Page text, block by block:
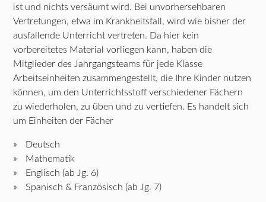
ist und nichts versäumt wird. Bei unvorhersehbaren
Vertretungen, etwa im Krankheitsfall, wird wie bisher der
ausfallende Unterricht vertreten. Da hier kein
vorbereitetes Material vorliegen kann, haben die
Mitglieder des Jahrgangsteams für jede Klasse
Arbeitseinheiten zusammengestellt, die Ihre Kinder nutzen
können, um den Unterrichtsstoff verschiedener Fächern
zu wiederholen, zu üben und zu vertiefen. Es handelt sich
um Einheiten der Fächer
Deutsch
Mathematik
Englisch (ab Jg. 6)
Spanisch & Französisch (ab Jg. 7)